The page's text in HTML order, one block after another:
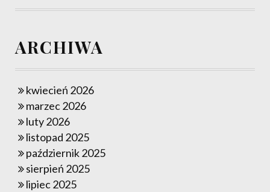
ARCHIWA
kwiecień 2026
marzec 2026
luty 2026
listopad 2025
październik 2025
sierpień 2025
lipiec 2025